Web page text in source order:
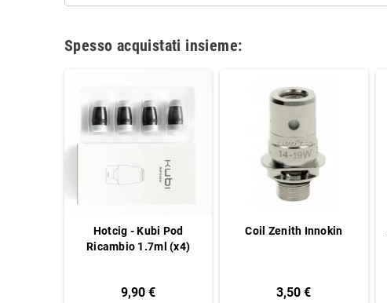
Spesso acquistati insieme:
Hotcig - Kubi Pod
Ricambio 1.7ml (x4)
9,90 €
Coil Zenith Innokin
3,50 €